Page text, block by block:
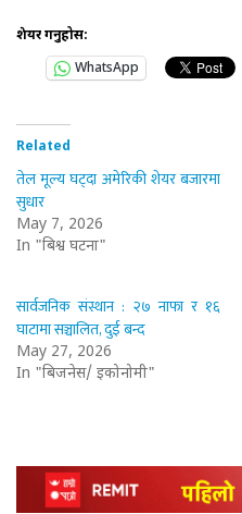
शेयर गर्नुहोस:
WhatsApp
Related
तेल मूल्य घट्दा अमेरिकी शेयर बजारमा
सुधार
May 7, 2026
In "बिश्व घटना"
सार्वजनिक संस्थान : २७ नाफा र १६
घाटामा सञ्चालित, दुई बन्द
May 27, 2026
In "बिजनेस/ इकोनोमी"